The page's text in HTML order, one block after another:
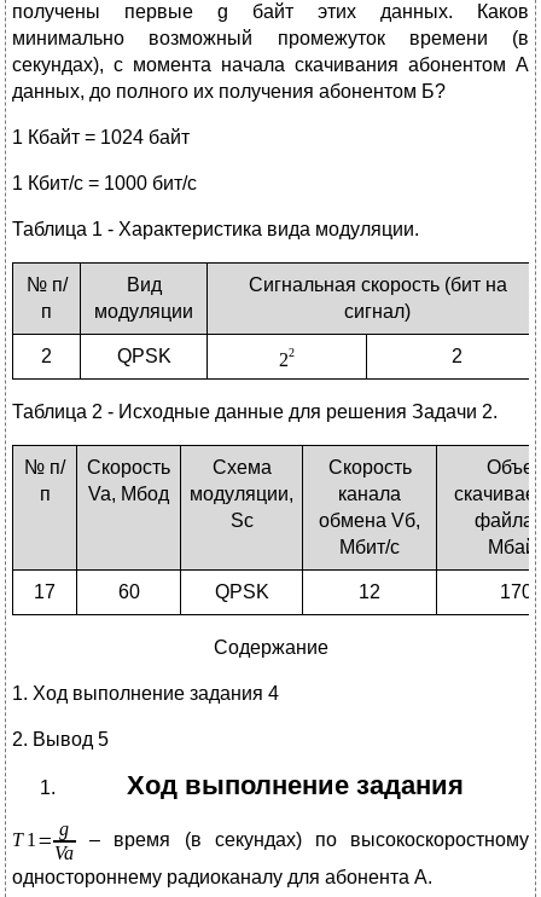
получены первые g байт этих данных. Каков
минимально возможный промежуток времени (в
секундах), с момента начала скачивания абонентом А
данных, до полного их получения абонентом Б?
1 Кбайт = 1024 байт
1 Кбит/с = 1000 бит/с
Таблица 1 - Характеристика вида модуляции.
№ п/
п
Вид
модуляции
Сигнальная скорость (бит на
сигнал)
2 QPSK 2
Таблица 2 - Исходные данные для решения Задачи 2.
№ п/
п
Скорость
Va, Мбод
Схема
модуляции,
Sc
Скорость
канала
обмена Vб,
Мбит/с
файла
17 60 QPSK 12 170
Содержание
1. Ход выполнение задания 4
2. Вывод 5
Ход выполнение задания
– время (в секундах) по высокоскоростному
одностороннему радиоканалу для абонента A.